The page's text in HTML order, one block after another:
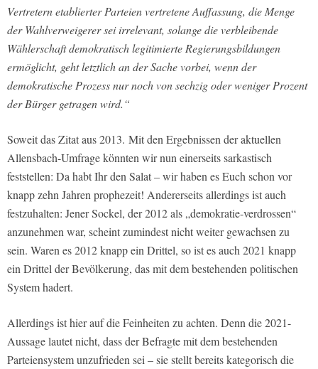
Vertretern etablierter Parteien vertretene Auffassung, die Menge
der Wahlverweigerer sei irrelevant, solange die verbleibende
Wählerschaft demokratisch legitimierte Regierungsbildungen
ermöglicht, geht letztlich an der Sache vorbei, wenn der
demokratische Prozess nur noch von sechzig oder weniger Prozent
der Bürger getragen wird.“
Soweit das Zitat aus 2013. Mit den Ergebnissen der aktuellen
Allensbach-Umfrage könnten wir nun einerseits sarkastisch
feststellen: Da habt Ihr den Salat – wir haben es Euch schon vor
knapp zehn Jahren prophezeit! Andererseits allerdings ist auch
festzuhalten: Jener Sockel, der 2012 als „demokratie-verdrossen“
anzunehmen war, scheint zumindest nicht weiter gewachsen zu
sein. Waren es 2012 knapp ein Drittel, so ist es auch 2021 knapp
ein Drittel der Bevölkerung, das mit dem bestehenden politischen
System hadert.
Allerdings ist hier auf die Feinheiten zu achten. Denn die 2021-
Aussage lautet nicht, dass der Befragte mit dem bestehenden
Parteiensystem unzufrieden sei – sie stellt bereits kategorisch die